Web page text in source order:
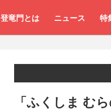
登竜門とは ニュース 特
「ふくしま む